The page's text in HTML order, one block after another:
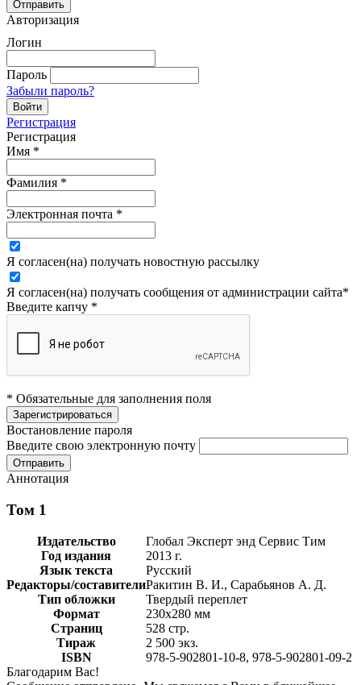
Авторизация
Логин
Пароль
Забыли пароль?
Регистрация
Регистрация
Имя *
Фамилия *
Электронная почта *
Я согласен(на) получать новостную рассылку
Я согласен(на) получать сообщения от администрации сайта*
Введите капчу *
* Обязательные для заполнения поля
Востановление пароля
Введите свою электронную почту
Аннотация
Том 1
Издательство
Глобал Эксперт энд Сервис Тим
Год издания
2013 г.
Язык текста
Русский
Редакторы/составителиРакитин В. И., Сарабьянов А. Д.
Тип обложки
Твердый переплет
Формат
230х280 мм
Страниц
528 стр.
Тираж
2 500 экз.
ISBN
978-5-902801-10-8, 978-5-902801-09-2
Благодарим Вас!